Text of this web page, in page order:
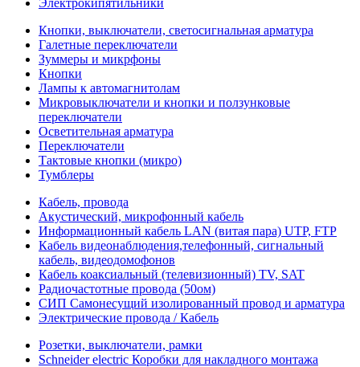
Электрокипятильники
Кнопки, выключатели, светосигнальная арматура
Галетные переключатели
Зуммеры и микрфоны
Кнопки
Лампы к автомагнитолам
Микровыключатели и кнопки и ползунковые
переключатели
Осветительная арматура
Переключатели
Тактовые кнопки (микро)
Тумблеры
Кабель, провода
Акустический, микрофонный кабель
Информационный кабель LAN (витая пара) UTP, FTP
Кабель видеонаблюдения,телефонный, сигнальный
кабель, видеодомофонов
Кабель коаксиальный (телевизионный) TV, SAT
Радиочастотные провода (50ом)
СИП Самонесущий изолированный провод и арматура
Электрические провода / Кабель
Розетки, выключатели, рамки
Schneider electric Коробки для накладного монтажа